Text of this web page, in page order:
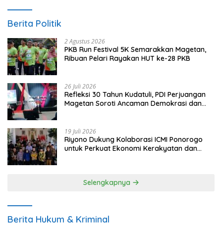
Berita Politik
2 Agustus 2026
PKB Run Festival 5K Semarakkan Magetan,
Ribuan Pelari Rayakan HUT ke-28 PKB
26 Juli 2026
Refleksi 30 Tahun Kudatuli, PDI Perjuangan
Magetan Soroti Ancaman Demokrasi dan
19 Juli 2026
Riyono Dukung Kolaborasi ICMI Ponorogo
untuk Perkuat Ekonomi Kerakyatan dan
Selengkapnya
Berita Hukum & Kriminal